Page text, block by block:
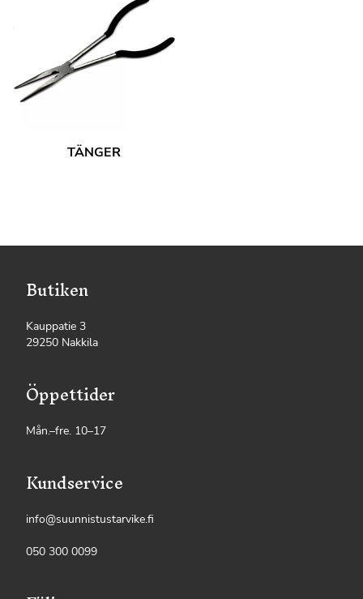
TÄNGER
Butiken
Kauppatie 3
29250 Nakkila
Öppettider
Mån.–fre. 10–17
Kundservice
info@suunnistustarvike.fi
050 300 0099